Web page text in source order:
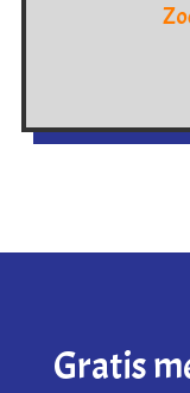
Gratis